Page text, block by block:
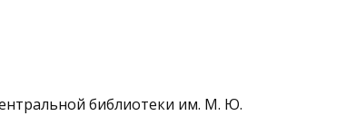
библиотеки им. М. Ю.